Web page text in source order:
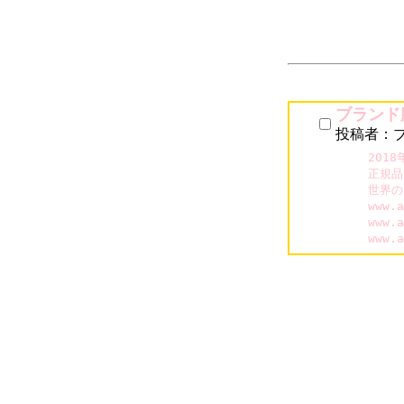
ブラン
投稿者：
2018
正規
世界